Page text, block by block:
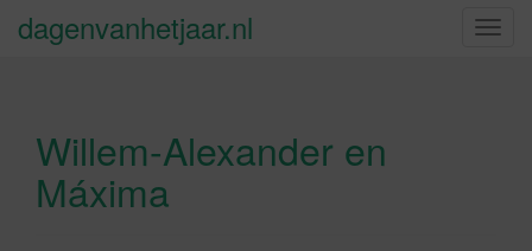
S
dagenvanhetjaar.nl
Willem-Alexander en
Máxima